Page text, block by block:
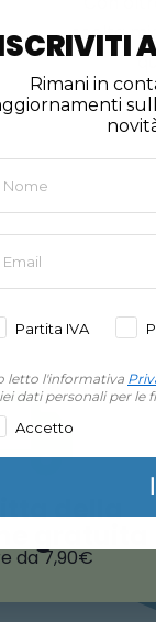
scelta
della
gratuita
da 7,90€
Rimani in
Partita IVA
letto l'informativa
dati personali per le
Accetto